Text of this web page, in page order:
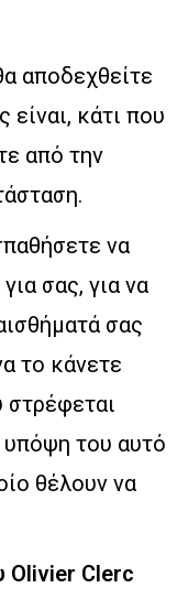
αποδεχθείτε
κάτι που
από την
να
σας, για να
σας
το κάνετε
στρέφεται
υπόψη του αυτό
θέλουν να
Olivier Clerc